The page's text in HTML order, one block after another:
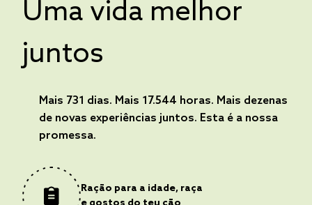
Uma vida melhor
juntos
Mais 731 dias. Mais 17.544 horas. Mais dezenas
de novas experiências juntos. Esta é a nossa
promessa.
Ração para a idade, raça